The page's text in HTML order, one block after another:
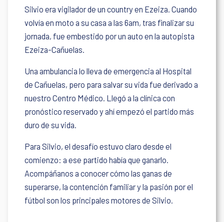
Silvio era vigilador de un country en Ezeiza. Cuando
volvía en moto a su casa a las 6am, tras finalizar su
jornada, fue embestido por un auto en la autopista
Ezeiza-Cañuelas.
Una ambulancia lo lleva de emergencia al Hospital
de Cañuelas, pero para salvar su vida fue derivado a
nuestro Centro Médico. Llegó a la clínica con
pronóstico reservado y ahí empezó el partido más
duro de su vida.
Para Silvio, el desafío estuvo claro desde el
comienzo: a ese partido había que ganarlo.
Acompáñanos a conocer cómo las ganas de
superarse, la contención familiar y la pasión por el
fútbol son los principales motores de Silvio.